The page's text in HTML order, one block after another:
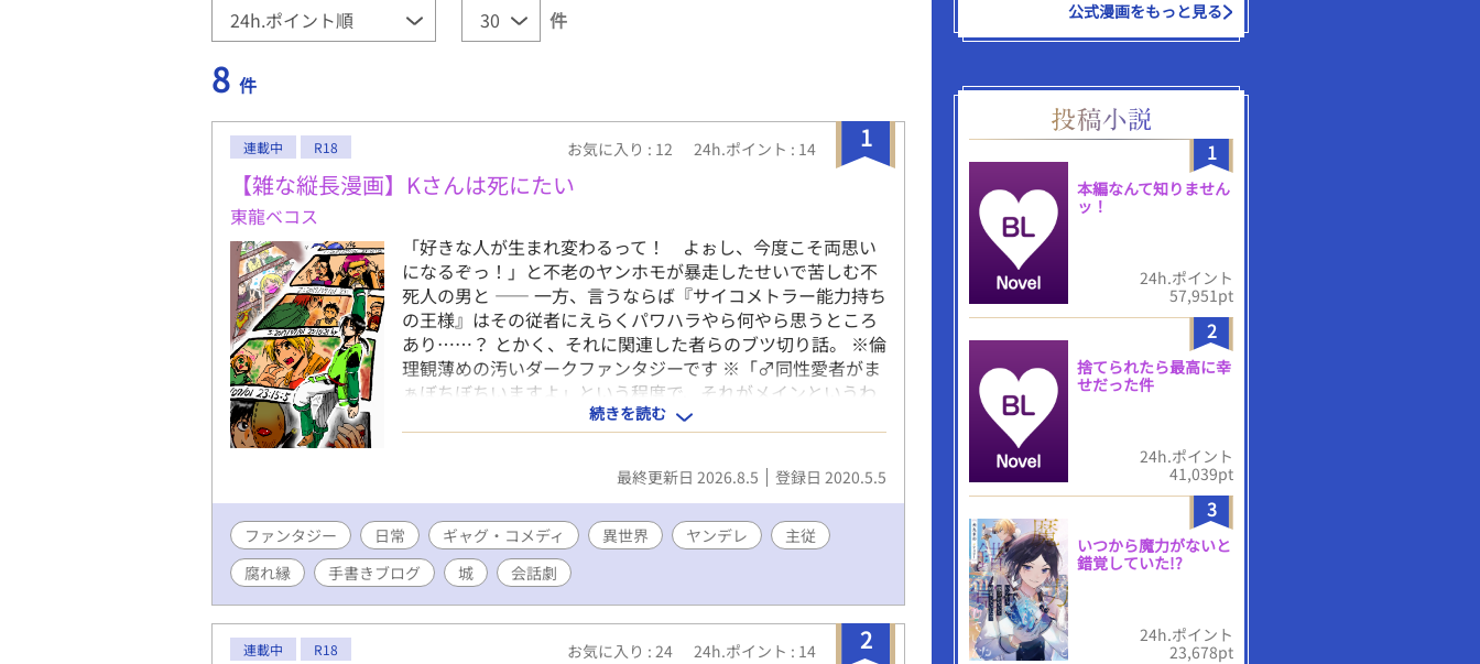
件
8 件
1
連載中 R18 お気に入り : 12 24h.ポイント : 14
【雑な縦長漫画】Kさんは死にたい
東龍ベコス
「好きな人が生まれ変わるって！ よぉし、今度こそ両思い
になるぞっ！」と不老のヤンホモが暴走したせいで苦しむ不
死人の男と ―― 一方、言うならば『サイコメトラー能力持ち
の王様』はその従者にえらくパワハラやら何やら思うところ
あり……？ とかく、それに関連した者らのブツ切り話。 ※倫
理観薄めの汚いダークファンタジーです ※「♂同性愛者がま
ぁぼちぼちいますよ」という程度で、それがメインというわ
けでもないです キャラ属性で言うと【性虐待被害者死にたが
り/ネグレクト娘/悪食盗っ人/腐女子猫娘/監禁ヤンホモ/サイ
コメトラー猫口王様/←に粘着している眉無し甘党/己を正当
化するカニバetc】 ※男女CPもありますが、それのR18はあ
べ直しているので「最新のものが絵が上手い」というわけで
はない事があります ※手書きブログ、というところで描きな
ぐっていた作品です。仕様が変わって描き味が変わったので
完全新作が投稿されることはありません
続きを読む
最終更新日 2026.8.5 登録日 2020.5.5
ファンタジー 日常 ギャグ・コメディ 異世界 ヤンデレ
主従
腐れ縁
手書きブログ 城 会話劇
2
連載中 R18 お気に入り : 24 24h.ポイント : 14
公式漫画をもっと見る
1
本編なんて知りません
ッ！
24h.ポイント
57,951pt
2
捨てられたら最高に幸
せだった件
24h.ポイント
41,039pt
3
いつから魔力がないと
錯覚していた!?
24h.ポイント
23,678pt